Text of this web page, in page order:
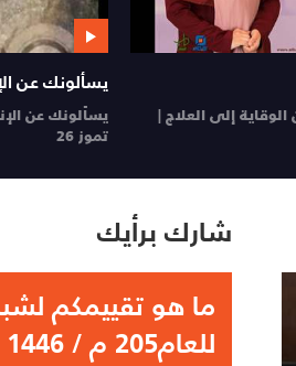
27
من خارج النص
إحياء عيد الأضحى
والشعر | من خارج
شارك برأيك
ما هو تقييمكم
للعام205 م / 1446 هـ ؟